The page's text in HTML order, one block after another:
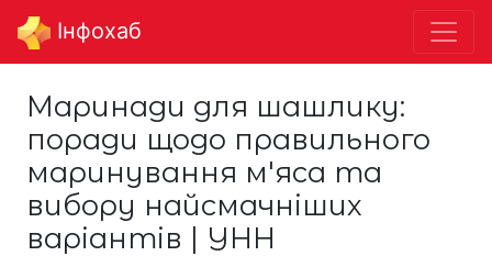
Інфохаб
Маринади для шашлику:
поради щодо правильного
маринування м'яса та
вибору найсмачніших
варіантів | УНН